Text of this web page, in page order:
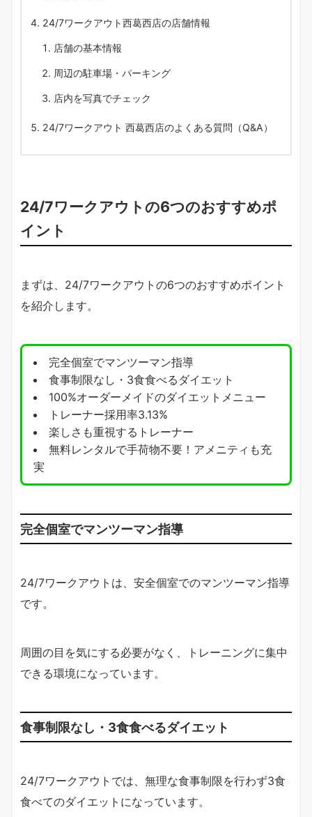
24/7ワークアウト西葛西店の店舗情報
店舗の基本情報
周辺の駐車場・パーキング
店内を写真でチェック
24/7ワークアウト 西葛西店のよくある質問（Q&A）
24/7ワークアウトの6つのおすすめポ
イント
まずは、24/7ワークアウトの6つのおすすめポイント
を紹介します。
完全個室でマンツーマン指導
食事制限なし・3食食べるダイエット
100%オーダーメイドのダイエットメニュー
トレーナー採用率3.13%
楽しさも重視するトレーナー
無料レンタルで手荷物不要！アメニティも充
実
完全個室でマンツーマン指導
24/7ワークアウトは、安全個室でのマンツーマン指導
です。
周囲の目を気にする必要がなく、トレーニングに集中
できる環境になっています。
食事制限なし・3食食べるダイエット
24/7ワークアウトでは、無理な食事制限を行わず3食
食べてのダイエットになっています。